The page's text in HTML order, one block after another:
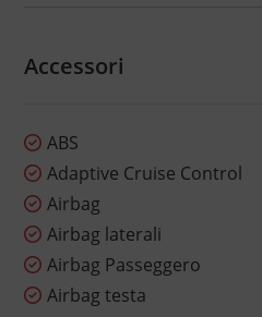
Accessori
ABS
Adaptive Cruise Control
Airbag
Airbag laterali
Airbag Passeggero
Airbag testa